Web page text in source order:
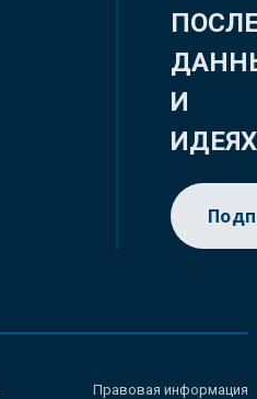
И
ИДЕЯХ
Правовая информация